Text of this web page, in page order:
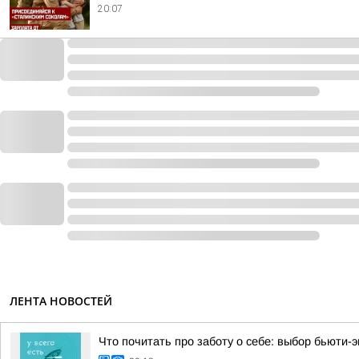
20:07
ЛЕНТА НОВОСТЕЙ
Что почитать про заботу о себе: выбор бьюти-